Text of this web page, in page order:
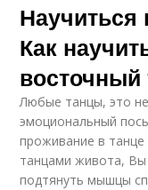
Как
Любые танцы, это
эмоциональный
проживание в танце
танцами живота, Вы
подтянуть мышцы